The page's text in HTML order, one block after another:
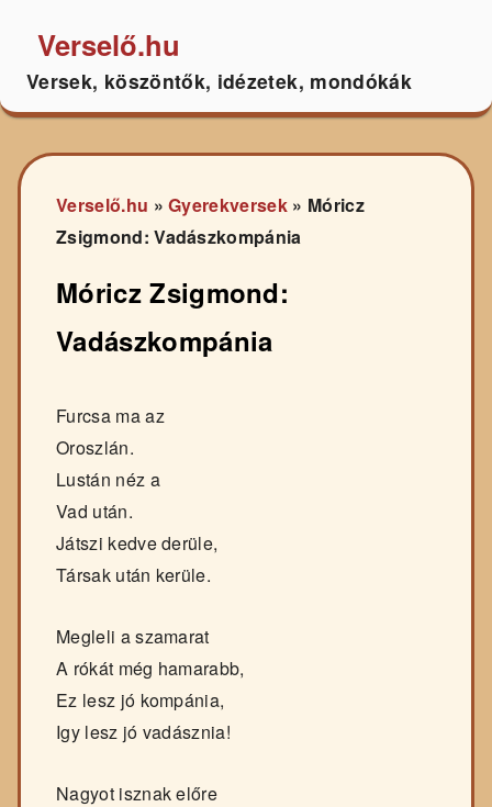
Verselő.hu
Versek, köszöntők, idézetek, mondókák
Verselő.hu »Gyerekversek » Móricz
Zsigmond: Vadászkompánia
Móricz Zsigmond:
Vadászkompánia
Furcsa ma az
Oroszlán.
Lustán néz a
Vad után.
Játszi kedve derüle,
Társak után kerüle.
Megleli a szamarat
A rókát még hamarabb,
Ez lesz jó kompánia,
Igy lesz jó vadásznia!
Nagyot isznak előre